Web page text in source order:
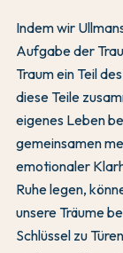
Indem wir
Aufgabe der
Traum ein Teil
diese Teile
eigenes Leben
gemeinsamen
emotionaler
Ruhe legen,
unsere Träume
Schlüssel zu